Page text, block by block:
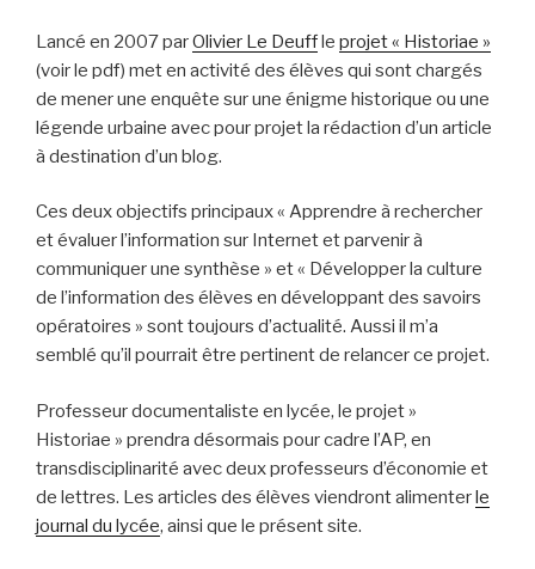
Lancé en 2007 parOlivier Le Deuffle projet « Historiae »
(voir le pdf) met en activité des élèves qui sont chargés
de mener une enquête sur une énigme historique ou une
légende urbaine avec pour projet la rédaction d’un article
à destination d’un blog.
Ces deux objectifs principaux « Apprendre à rechercher
et évaluer l’information sur Internet et parvenir à
communiquer une synthèse » et « Développer la culture
de l’information des élèves en développant des savoirs
opératoires » sont toujours d’actualité. Aussi il m’a
semblé qu’il pourrait être pertinent de relancer ce projet.
Professeur documentaliste en lycée, le projet »
Historiae » prendra désormais pour cadre l’AP, en
transdisciplinarité avec deux professeurs d’économie et
de lettres. Les articles des élèves viendront alimenterle
journal du lycée, ainsi que le présent site.